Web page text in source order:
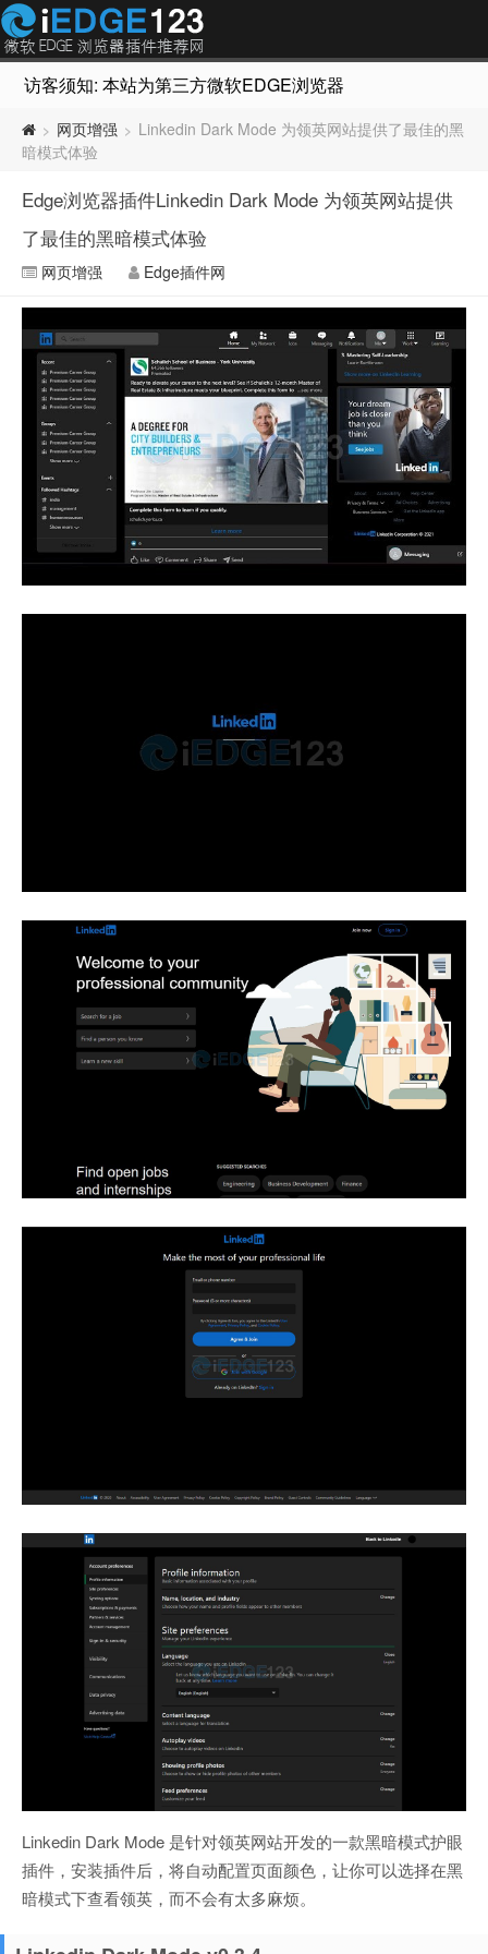
访客须知: 本站为第三方微软EDGE浏览器插件推荐网站，
> 网页增强 > Linkedin Dark Mode 为领英网站提供了最佳的黑
暗模式体验
Edge浏览器插件Linkedin Dark Mode 为领英网站提供
了最佳的黑暗模式体验
网页增强 Edge插件网
Linkedin Dark Mode 是针对领英网站开发的一款黑暗模式护眼
插件，安装插件后，将自动配置页面颜色，让你可以选择在黑
暗模式下查看领英，而不会有太多麻烦。